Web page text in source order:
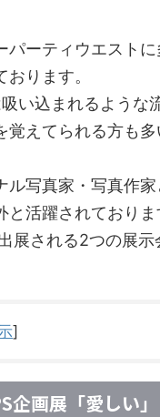
パーティウエスト
ります。
い込まれるような
覚えてられる方も
ル写真家・写真作家
と活躍されており
展される2つの展示
]
企画展「愛しい」